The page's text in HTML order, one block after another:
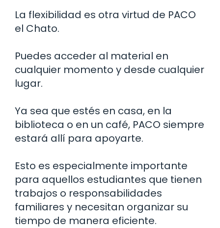
La flexibilidad es otra virtud de PACO
el Chato.
Puedes acceder al material en
cualquier momento y desde cualquier
lugar.
Ya sea que estés en casa, en la
biblioteca o en un café, PACO siempre
estará allí para apoyarte.
Esto es especialmente importante
para aquellos estudiantes que tienen
trabajos o responsabilidades
familiares y necesitan organizar su
tiempo de manera eficiente.